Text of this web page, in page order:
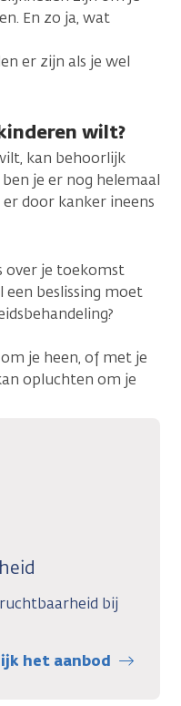
En zo ja, wat
er zijn als je wel
wilt?
kan behoorlijk
je er nog helemaal
door kanker ineens
over je toekomst
een beslissing moet
je heen, of met je
opluchten om je
bij
het aanbod